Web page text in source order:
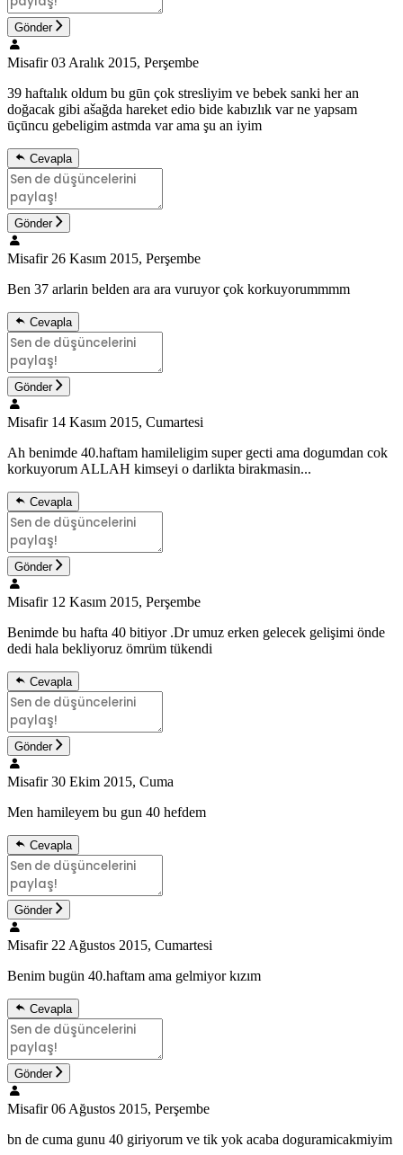
Gönder
Misafir 03 Aralık 2015, Perşembe
39 haftalık oldum bu gūn çok stresliyim ve bebek sanki her an
doğacak gibi ašağda hareket edio bide kabızlık var ne yapsam
ūçūncu gebeligim astmda var ama şu an iyim
Cevapla
Gönder
Misafir 26 Kasım 2015, Perşembe
Ben 37 arlarin belden ara ara vuruyor çok korkuyorummmm
Cevapla
Gönder
Misafir 14 Kasım 2015, Cumartesi
Ah benimde 40.haftam hamileligim super gecti ama dogumdan cok
korkuyorum ALLAH kimseyi o darlikta birakmasin...
Cevapla
Gönder
Misafir 12 Kasım 2015, Perşembe
Benimde bu hafta 40 bitiyor .Dr umuz erken gelecek gelişimi önde
dedi hala bekliyoruz ömrüm tükendi
Cevapla
Gönder
Misafir 30 Ekim 2015, Cuma
Men hamileyem bu gun 40 hefdem
Cevapla
Gönder
Misafir 22 Ağustos 2015, Cumartesi
Benim bugün 40.haftam ama gelmiyor kızım
Cevapla
Gönder
Misafir 06 Ağustos 2015, Perşembe
bn de cuma gunu 40 giriyorum ve tik yok acaba doguramicakmiyim